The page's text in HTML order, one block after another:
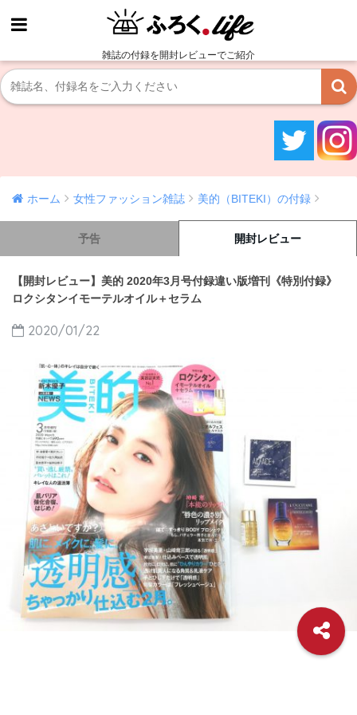
雑誌の付録を開封レビューでご紹介
ホーム 女性ファッション雑誌 美的（BITEKI）の付録
予告 開封レビュー
【開封レビュー】美的 2020年3月号付録違い版増刊《特別付録》
ロクシタンイモーテルオイル＋セラム
2020/01/22